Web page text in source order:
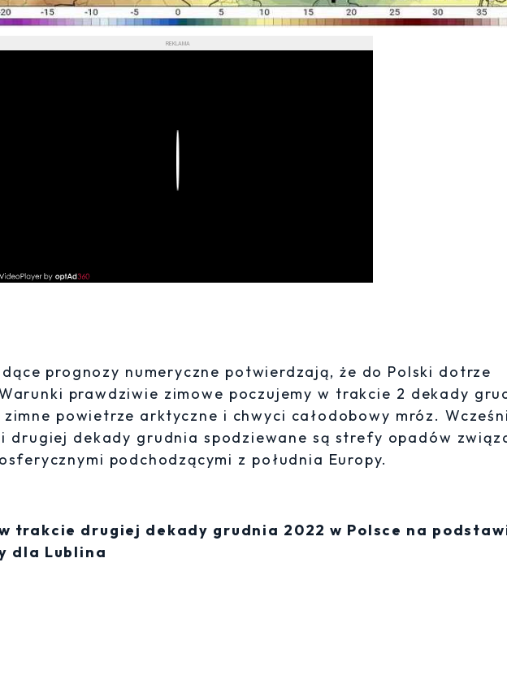
REKLAMA
prognozy numeryczne potwierdzają, że do Polski dotrze
prawdziwie zimowe poczujemy w trakcie 2 dekady
zimne powietrze arktyczne i chwyci całodobowy mróz.
drugiej dekady grudnia spodziewane są strefy opadów
podchodzącymi z południa Europy.
trakcie drugiej dekady grudnia 2022 w Polsce na
dla Lublina